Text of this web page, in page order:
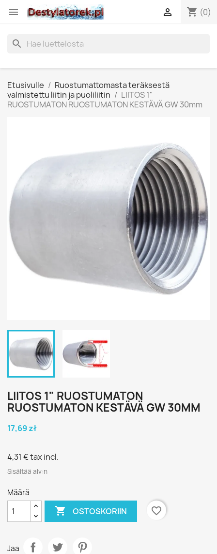
 shopping_cart (0)

search
Etusivulle
Ruostumattomasta teräksestä
valmistettu liitin ja puoliliitin
LIITOS 1"
RUOSTUMATON RUOSTUMATON KESTÄVÄ GW 30mm
LIITOS 1" RUOSTUMATON
RUOSTUMATON KESTÄVÄ GW 30MM
17,69 zł
4,31 €tax incl.
Sisältää alv:n
Määrä
 OSTOSKORIIN favorite_border
Jaa